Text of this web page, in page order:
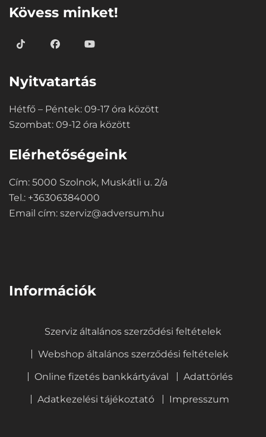
Kövess minket!
Nyitvatartás
Hétfő – Péntek: 09-17 óra között
Szombat: 09-12 óra között
Elérhetőségeink
Cím: 5000 Szolnok, Muskátli u. 2/a
Tel.: +36306384000
Email cím: szerviz@adversum.hu
Információk
Szerviz általános szerződési feltételek
Webshop általános szerződési feltételek
Online fizetés bankkártyával
Adattörlés
Adatkezelési tájékoztató
Impresszum